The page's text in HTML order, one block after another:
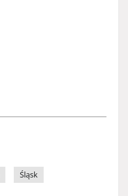
Śląsk